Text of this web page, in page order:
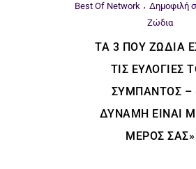
Best Of Network
Δημοφιλή
Ζώδια
ΤΑ 3 ΠΟΥ ΖΏΔΙΑ
ΤΙΣ ΕΥΛΟΓΊΕΣ
ΣΎΜΠΑΝΤΟΣ –
ΔΎΝΑΜΗ ΕΊΝΑΙ
ΜΈΡΟΣ ΣΑΣ»